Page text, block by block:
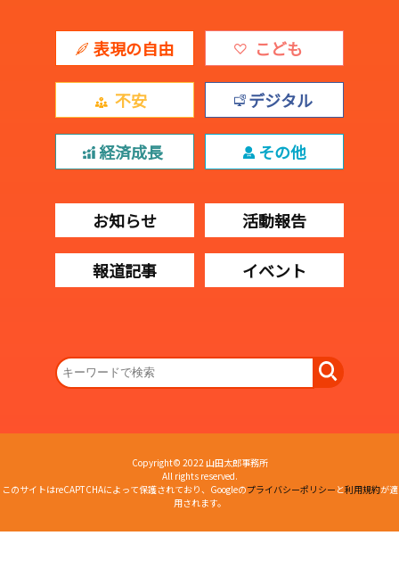
表現の自由 こども
不安 デジタル
経済成長 その他
お知らせ 活動報告
報道記事 イベント
Copyright© 2022 山田太郎事務所
All rights reserved.
このサイトはreCAPTCHAによって保護されており、Googleのプライバシーポリシー と利用規約が適
用されます。